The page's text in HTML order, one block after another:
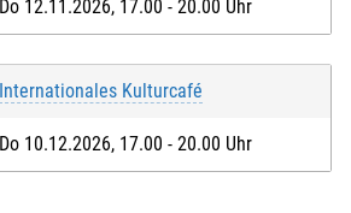
Do 12.11.2026, 17.00 - 20.00 Uhr
Internationales Kulturcafé
Do 10.12.2026, 17.00 - 20.00 Uhr